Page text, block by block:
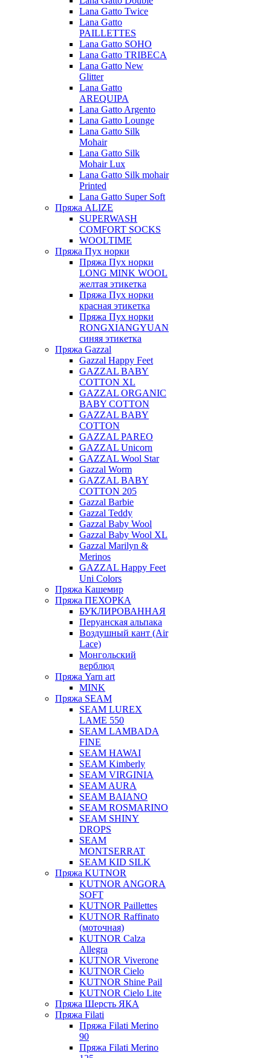
Lana Gatto Twice
Lana Gatto
PAILLETTES
Lana Gatto SOHO
Lana Gatto TRIBECA
Lana Gatto New
Glitter
Lana Gatto
AREQUIPA
Lana Gatto Argento
Lana Gatto Lounge
Lana Gatto Silk
Mohair
Lana Gatto Silk
Mohair Lux
Lana Gatto Silk mohair
Printed
Lana Gatto Super Soft
Пряжа ALIZE
SUPERWASH
COMFORT SOCKS
WOOLTIME
Пряжа Пух норки
Пряжа Пух норки
LONG MINK WOOL
желтая этикетка
Пряжа Пух норки
красная этикетка
Пряжа Пух норки
RONGXIANGYUAN
синяя этикетка
Пряжа Gazzal
Gazzal Happy Feet
GAZZAL BABY
COTTON XL
GAZZAL ORGANIC
BABY COTTON
GAZZAL BABY
COTTON
GAZZAL PAREO
GAZZAL Unicorn
GAZZAL Wool Star
Gazzal Worm
GAZZAL BABY
COTTON 205
Gazzal Barbie
Gazzal Teddy
Gazzal Baby Wool
Gazzal Baby Wool XL
Gazzal Marilyn &
Merinos
GAZZAL Happy Feet
Uni Colors
Пряжа Кашемир
Пряжа ПЕХОРКА
БУКЛИРОВАННАЯ
Перуанская альпака
Воздушный кант (Air
Lace)
Монгольский
верблюд
Пряжа Yarn art
MINK
Пряжа SEAM
SEAM LUREX
LAME 550
SEAM LAMBADA
FINE
SEAM HAWAI
SEAM Kimberly
SEAM VIRGINIA
SEAM AURA
SEAM BAIANO
SEAM ROSMARINO
SEAM SHINY
DROPS
SEAM
MONTSERRAT
SEAM KID SILK
Пряжа KUTNOR
KUTNOR ANGORA
SOFT
KUTNOR Paillettes
KUTNOR Raffinato
(моточная)
KUTNOR Calza
Allegra
KUTNOR Viverone
KUTNOR Cielo
KUTNOR Shine Pail
KUTNOR Cielo Lite
Пряжа Шерсть ЯКА
Пряжа Filati
Пряжа Filati Merino
90
Пряжа Filati Merino